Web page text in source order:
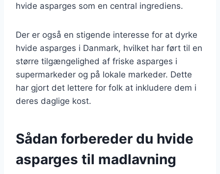
hvide asparges som en central ingrediens.
Der er også en stigende interesse for at dyrke
hvide asparges i Danmark, hvilket har ført til en
større tilgængelighed af friske asparges i
supermarkeder og på lokale markeder. Dette
har gjort det lettere for folk at inkludere dem i
deres daglige kost.
Sådan forbereder du hvide
asparges til madlavning